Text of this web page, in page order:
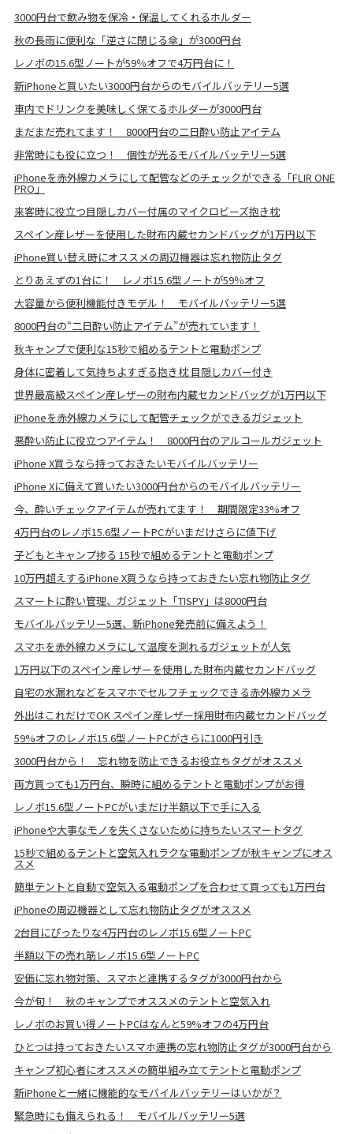
3000円台で飲み物を保冷・保温してくれるホルダー
秋の長雨に便利な「逆さに閉じる傘」が3000円台
レノボの15.6型ノートが59％オフで4万円台に！
新iPhoneと買いたい3000円台からのモバイルバッテリー5選
車内でドリンクを美味しく保てるホルダーが3000円台
まだまだ売れてます！ 8000円台の二日酔い防止アイテム
非常時にも役に立つ！ 個性が光るモバイルバッテリー5選
iPhoneを赤外線カメラにして配管などのチェックができる「FLIR ONE
PRO」
来客時に役立つ目隠しカバー付属のマイクロビーズ抱き枕
スペイン産レザーを使用した財布内蔵セカンドバッグが1万円以下
iPhone買い替え時にオススメの周辺機器は忘れ物防止タグ
とりあえずの1台に！ レノボ15.6型ノートが59％オフ
大容量から便利機能付きモデル！ モバイルバッテリー5選
8000円台の“二日酔い防止アイテム”が売れています！
秋キャンプで便利な15秒で組めるテントと電動ポンプ
身体に密着して気持ちよすぎる抱き枕 目隠しカバー付き
世界最高級スペイン産レザーの財布内蔵セカンドバッグが1万円以下
iPhoneを赤外線カメラにして配管チェックができるガジェット
悪酔い防止に役立つアイテム！ 8000円台のアルコールガジェット
iPhone X買うなら持っておきたいモバイルバッテリー
iPhone Xに備えて買いたい3000円台からのモバイルバッテリー
今、酔いチェックアイテムが売れてます！ 期間限定33%オフ
4万円台のレノボ15.6型ノートPCがいまだけさらに値下げ
子どもとキャンプ捗る 15秒で組めるテントと電動ポンプ
10万円超えするiPhone X買うなら持っておきたい忘れ物防止タグ
スマートに酔い管理、ガジェット「TISPY」は8000円台
モバイルバッテリー5選、新iPhone発売前に備えよう！
スマホを赤外線カメラにして温度を測れるガジェットが人気
1万円以下のスペイン産レザーを使用した財布内蔵セカンドバッグ
自宅の水漏れなどをスマホでセルフチェックできる赤外線カメラ
外出はこれだけでOK スペイン産レザー採用財布内蔵セカンドバッグ
59%オフのレノボ15.6型ノートPCがさらに1000円引き
3000円台から！ 忘れ物を防止できるお役立ちタグがオススメ
両方買っても1万円台、瞬時に組めるテントと電動ポンプがお得
レノボ15.6型ノートPCがいまだけ半額以下で手に入る
iPhoneや大事なモノを失くさないために持ちたいスマートタグ
15秒で組めるテントと空気入れラクな電動ポンプが秋キャンプにオス
スメ
簡単テントと自動で空気入る電動ポンプを合わせて買っても1万円台
iPhoneの周辺機器として忘れ物防止タグがオススメ
2台目にぴったりな4万円台のレノボ15.6型ノートPC
半額以下の売れ筋レノボ15.6型ノートPC
安価に忘れ物対策、スマホと連携するタグが3000円台から
今が旬！ 秋のキャンプでオススメのテントと空気入れ
レノボのお買い得ノートPCはなんと59%オフの4万円台
ひとつは持っておきたいスマホ連携の忘れ物防止タグが3000円台から
キャンプ初心者にオススメの簡単組み立てテントと電動ポンプ
新iPhoneと一緒に機能的なモバイルバッテリーはいかが？
緊急時にも備えられる！ モバイルバッテリー5選